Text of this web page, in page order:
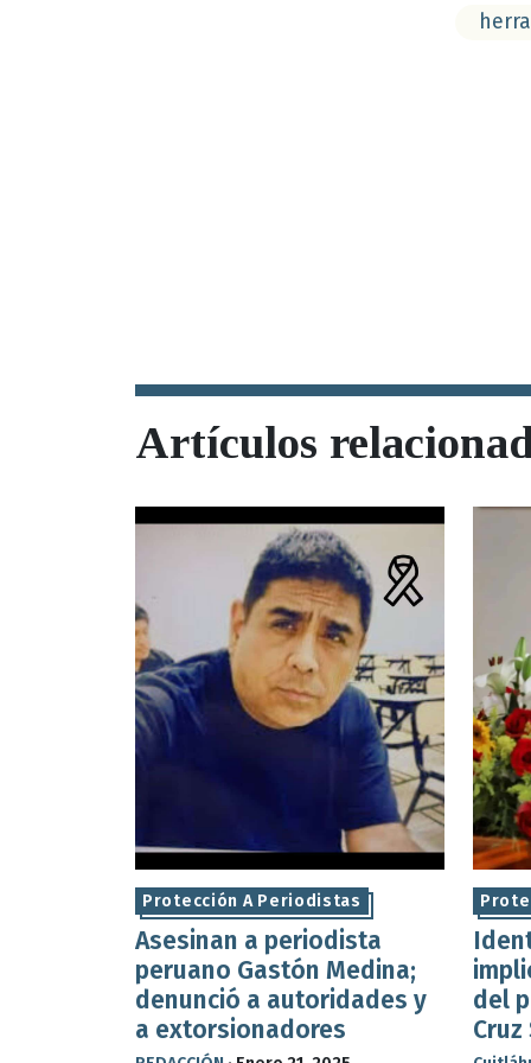
Artículos
Protección A Periodistas
Asesinan a periodista
peruano Gastón Medina;
denunció a autoridades y
a extorsionadores
del